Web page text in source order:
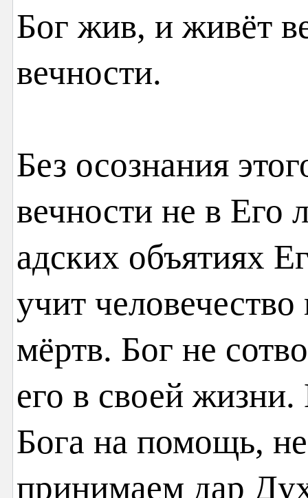
Бог жив, и живёт
вечности.
Без осознания
вечности не в Его
адских объятиях
учит
мёртв. Бог не
его в своей
Бога на помощь,
принимаем дар